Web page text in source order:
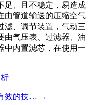
足、且不稳定，易造成
由管道输送的压缩空气
滤、调节装置，气动三
由气压表、过滤器、油
中内置滤芯，在使用一
效的技… →